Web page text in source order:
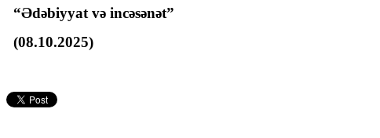
“Ədəbiyyat və incəsənət”
(08.10.2025)